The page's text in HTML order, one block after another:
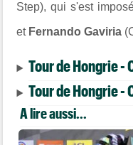
Step), qui s'est
et Fernando Gaviria
Tour de Hongrie -
Tour de Hongrie -
A lire aussi...